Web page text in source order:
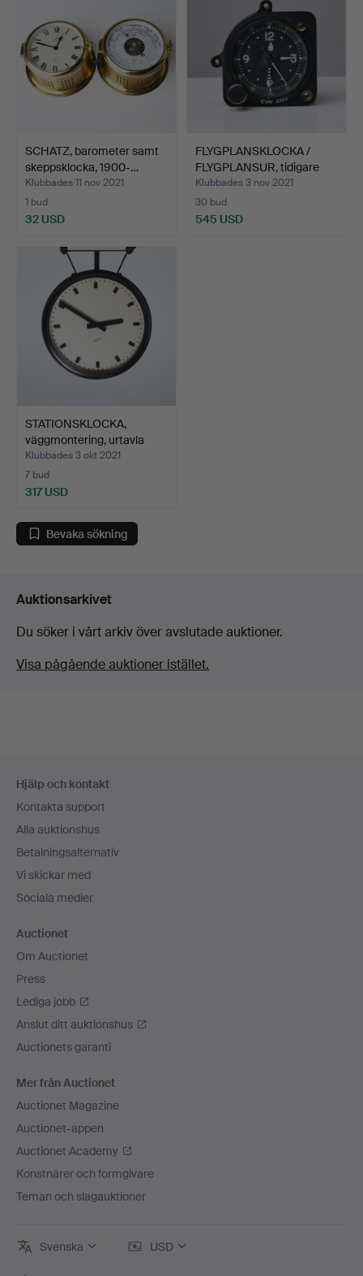
SCHATZ, barometer samt
skeppsklocka, 1900-…
Klubbades 11 nov 2021
1 bud
32 USD
FLYGPLANSKLOCKA /
FLYGPLANSUR, tidigare
mo…
Klubbades 3 nov 2021
30 bud
545 USD
STATIONSKLOCKA,
väggmontering, urtavla
mär…
Klubbades 3 okt 2021
7 bud
317 USD
Bevaka sökning
Auktionsarkivet
Du söker i vårt arkiv över avslutade auktioner.
Visa pågående auktioner istället.
Hjälp och kontakt
Kontakta support
Alla auktionshus
Betalningsalternativ
Vi skickar med
Sociala medier
Auctionet
Om Auctionet
Press
Lediga jobb
Anslut ditt auktionshus
Auctionets garanti
Mer från Auctionet
Auctionet Magazine
Auctionet-appen
Auctionet Academy
Konstnärer och formgivare
Teman och slagauktioner
Svenska USD